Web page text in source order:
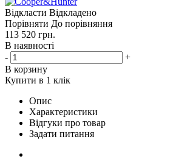
Відкласти Відкладено
Порівняти До порівняння
113 520 грн.
В наявності
-
+
В корзину
Купити в 1 клік
Опис
Характеристики
Відгуки про товар
Задати питання